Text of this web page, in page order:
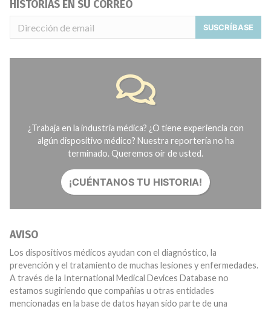
HISTORIAS EN SU CORREO
SUSCRÍBASE
¿Trabaja en la industria médica? ¿O tiene experiencia con
algún dispositivo médico? Nuestra reportería no ha
terminado. Queremos oír de usted.
¡CUÉNTANOS TU HISTORIA!
AVISO
Los dispositivos médicos ayudan con el diagnóstico, la
prevención y el tratamiento de muchas lesiones y enfermedades.
A través de la International Medical Devices Database no
estamos sugiriendo que compañías u otras entidades
mencionadas en la base de datos hayan sido parte de una